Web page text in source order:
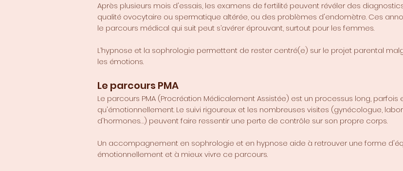
Après plusieurs mois d'essais, les examens de fertilité peuvent révéler des
qualité ovocytaire ou spermatique altérée, ou des problèmes d'endomètre. Ces
le parcours médical qui suit peut s’avérer éprouvant, surtout pour les femmes.
L’hypnose et la sophrologie permettent de rester centré(e) sur le projet parental
les émotions.
Le parcours PMA
Le parcours PMA (Procréation Médicalement Assistée) est un processus long,
qu'émotionnellement. Le suivi rigoureux et les nombreuses visites (gynécologue,
d'hormones…) peuvent faire ressentir une perte de contrôle sur son propre corps.
Un accompagnement en sophrologie et en hypnose aide à retrouver une forme
émotionnellement et à mieux vivre ce parcours.